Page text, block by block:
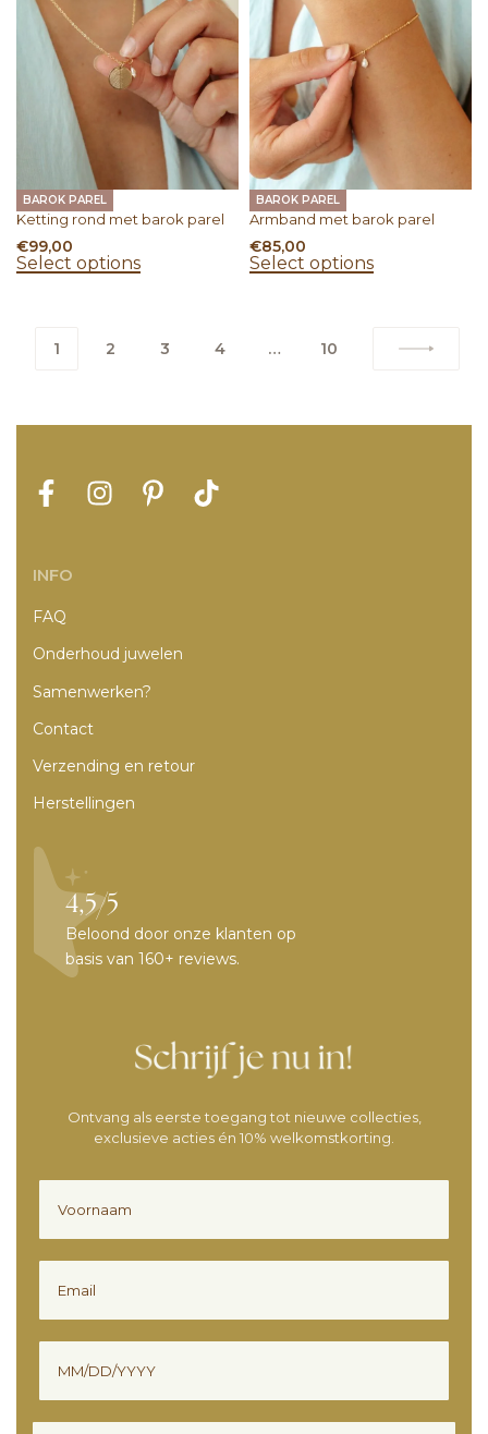
BAROK PAREL
Ketting rond met barok parel
€99,00
Select options
BAROK PAREL
Armband met barok parel
€85,00
Select options
1 2 3 4 … 10
INFO
FAQ
Onderhoud juwelen
Samenwerken?
Contact
Verzending en retour
Herstellingen
4,5/5
Beloond door onze klanten op
basis van 160+ reviews.
Ontvang als eerste toegang tot nieuwe collecties,
exclusieve acties én 10% welkomstkorting.